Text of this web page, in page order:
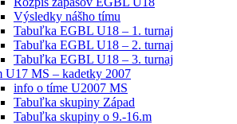
Výsledky nášho tímu
Tabuľka EGBL U18 – 1. turnaj
Tabuľka EGBL U18 – 2. turnaj
Tabuľka EGBL U18 – 3. turnaj
U17 MS – kadetky 2007
info o tíme U2007 MS
Tabuľka skupiny Západ
Tabuľka skupiny o 9.-16.m